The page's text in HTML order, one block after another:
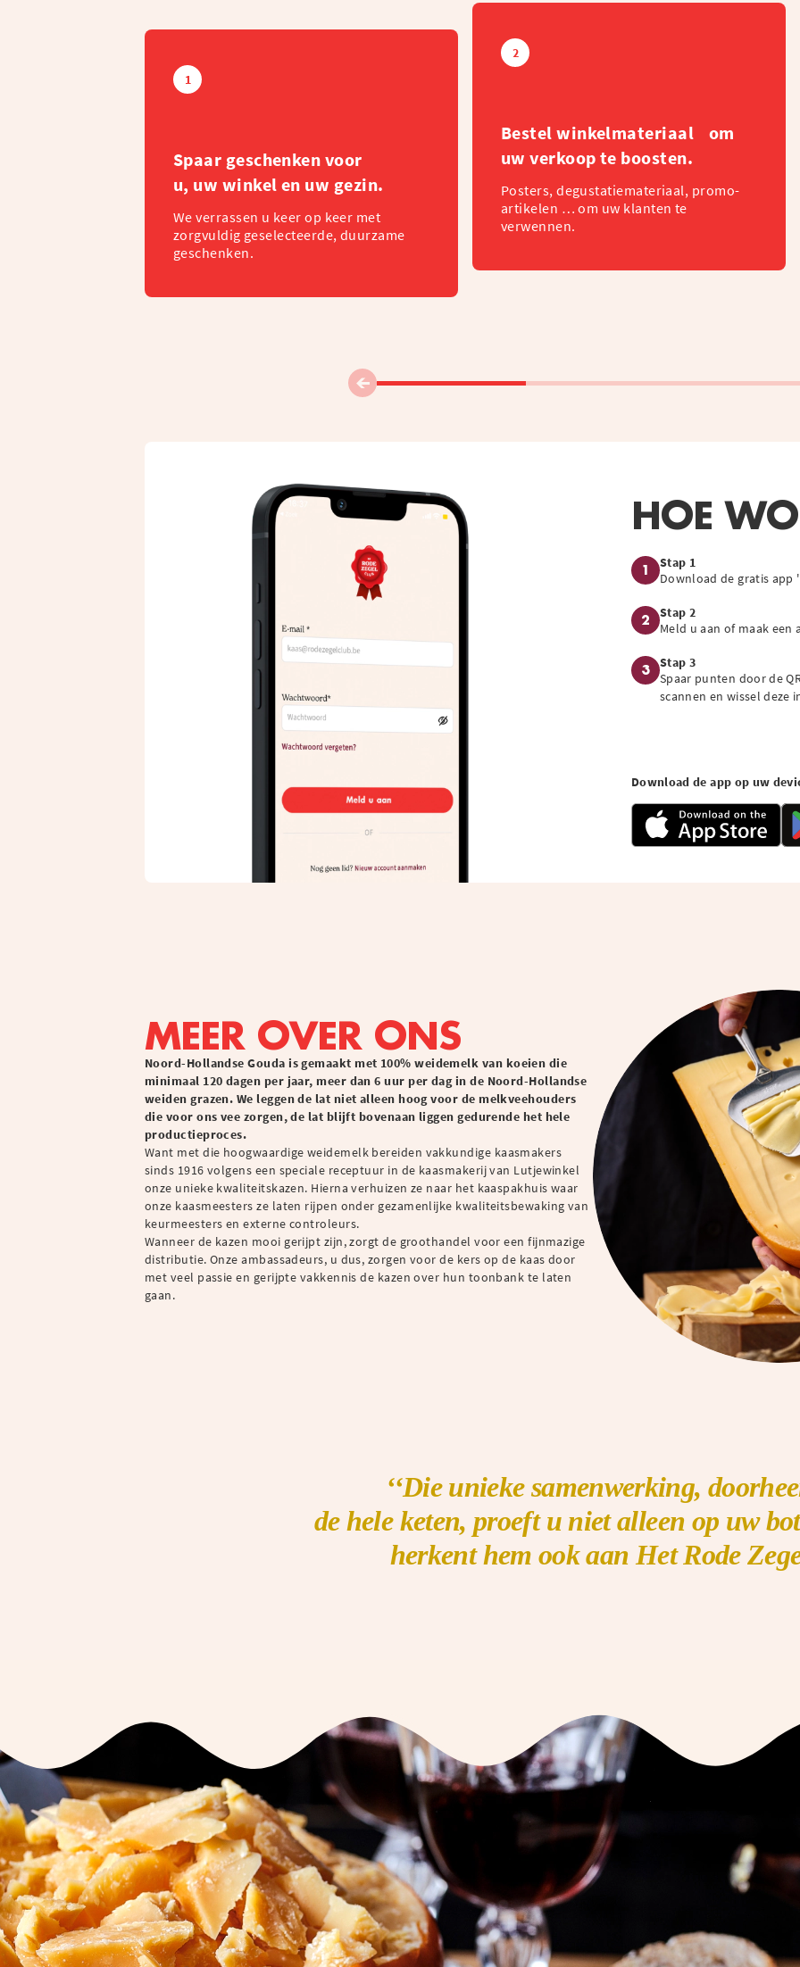
1
Spaar geschenken voor
u, uw winkel en uw gezin.
We verrassen u keer op keer met
zorgvuldig geselecteerde, duurzame
geschenken.
2
Bestel winkelmateriaal om
uw verkoop te boosten.
Posters, degustatiemateriaal, promo-
artikelen … om uw klanten te
verwennen.
HOE
1
Stap 1
Download de gratis app
2
Stap 2
Meld u aan of maak een
3
Stap 3
Spaar punten door de
scannen en wissel deze
Download de app op uw
MEER OVER ONS
Noord-Hollandse Gouda is gemaakt met 100% weidemelk van koeien die
minimaal 120 dagen per jaar, meer dan 6 uur per dag in de Noord-Hollandse
weiden grazen. We leggen de lat niet alleen hoog voor de melkveehouders
die voor ons vee zorgen, de lat blijft bovenaan liggen gedurende het hele
productieproces.
Want met die hoogwaardige weidemelk bereiden vakkundige kaasmakers
sinds 1916 volgens een speciale receptuur in de kaasmakerij van Lutjewinkel
onze unieke kwaliteitskazen. Hierna verhuizen ze naar het kaaspakhuis waar
onze kaasmeesters ze laten rijpen onder gezamenlijke kwaliteitsbewaking van
keurmeesters en externe controleurs.
Wanneer de kazen mooi gerijpt zijn, zorgt de groothandel voor een fijnmazige
distributie. Onze ambassadeurs, u dus, zorgen voor de kers op de kaas door
met veel passie en gerijpte vakkennis de kazen over hun toonbank te laten
gaan.
‘‘Die unieke samenwerking,
de hele keten, proeft u niet alleen op uw
herkent hem ook aan Het Rode